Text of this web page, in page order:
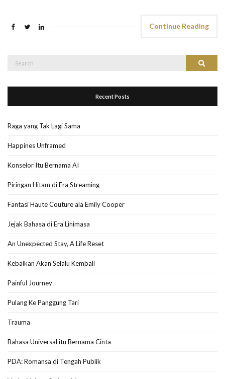
Continue Reading
Search
Search
Recent Posts
Raga yang Tak Lagi Sama
Happines Unframed
Konselor Itu Bernama AI
Piringan Hitam di Era Streaming
Fantasi Haute Couture ala Emily Cooper
Jejak Bahasa di Era Linimasa
An Unexpected Stay, A Life Reset
Kebaikan Akan Selalu Kembali
Painful Journey
Pulang Ke Panggung Tari
Trauma
Bahasa Universal itu Bernama Cinta
PDA: Romansa di Tengah Publik